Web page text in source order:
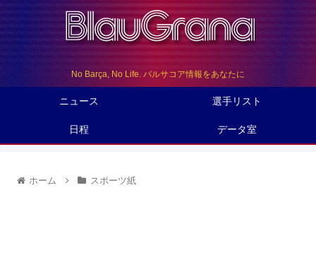
No Barça, No Life. バルサコア情報をあなたに
ニュース 選手リスト
日程 データ室
ホーム スポーツ紙